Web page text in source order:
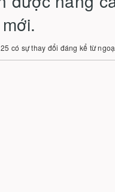
có sự thay đổi đáng kể từ